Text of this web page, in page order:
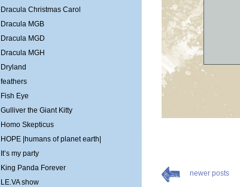
Dracula Christmas Carol
Dracula MGB
Dracula MGD
Dracula MGH
Dryland
feathers
Fish Eye
Gulliver the Giant Kitty
Homo Skepticus
HOPE |humans of planet earth|
It’s my party
King Panda Forever
LE.VA show
newer posts